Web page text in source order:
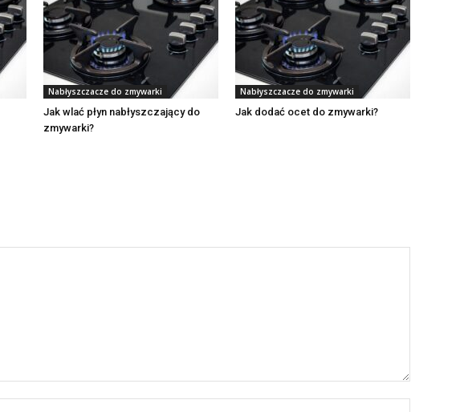
Nabłyszczacze do zmywarki
Jak wlać płyn nabłyszczający do
zmywarki?
Nabłyszczacze do zmywarki
Jak dodać ocet do zmywarki?